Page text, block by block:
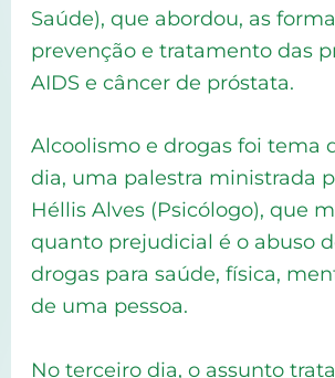
Saúde), que abordou, as
prevenção e tratamento das
AIDS e câncer de próstata.
Alcoolismo e drogas foi tema
dia, uma palestra ministrada
Héllis Alves (Psicólogo), que
quanto prejudicial é o abuso
drogas para saúde, física,
de uma pessoa.
No terceiro dia, o assunto